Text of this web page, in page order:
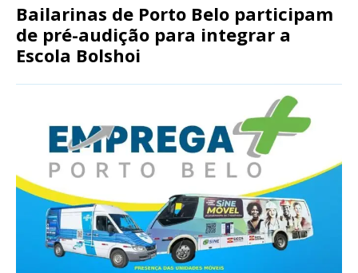
Bailarinas de Porto Belo participam
de pré-audição para integrar a
Escola Bolshoi